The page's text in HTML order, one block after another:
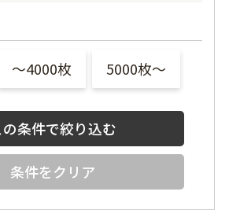
〜4000枚 5000枚〜
条件をクリア